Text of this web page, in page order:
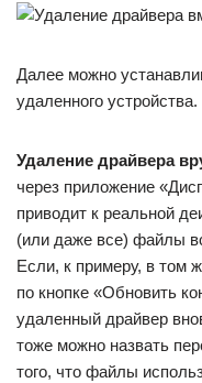
Далее можно
удаленного устройства.
Удаление драйвера
через приложение
приводит к реальной
(или даже все) файлы
Если, к примеру, в том
по кнопке «Обновить
удаленный драйвер
тоже можно назвать
того, что файлы